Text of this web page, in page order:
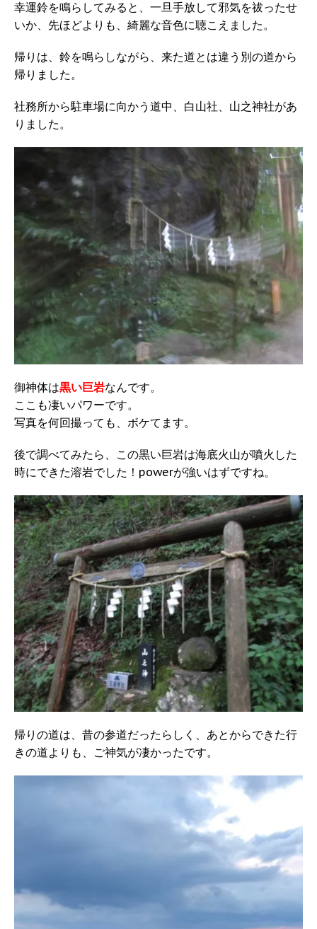
幸運鈴を鳴らしてみると、一旦手放して邪気を祓ったせ
いか、先ほどよりも、綺麗な音色に聴こえました。
帰りは、鈴を鳴らしながら、来た道とは違う別の道から
帰りました。
社務所から駐車場に向かう道中、白山社、山之神社があ
りました。
御神体は黒い巨岩なんです。
ここも凄いパワーです。
写真を何回撮っても、ボケてます。
後で調べてみたら、この黒い巨岩は海底火山が噴火した
時にできた溶岩でした！powerが強いはずですね。
帰りの道は、昔の参道だったらしく、あとからできた行
きの道よりも、ご神気が凄かったです。